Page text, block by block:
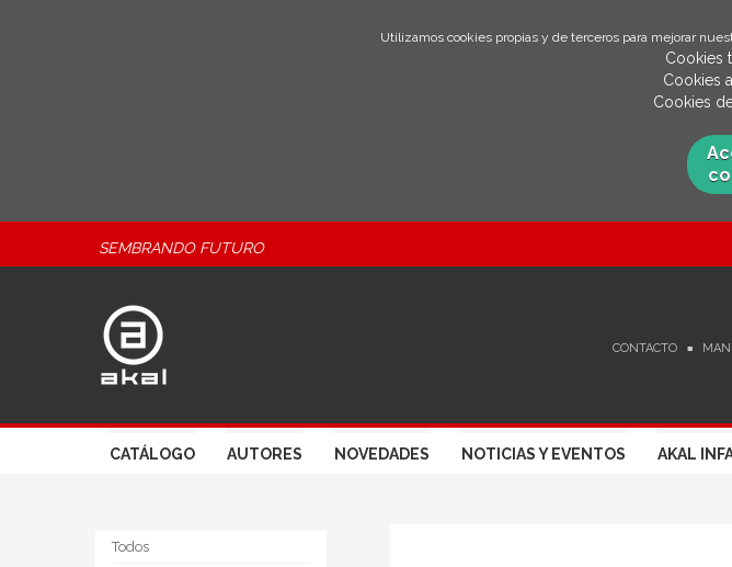
Utilizamos cookies propias y de terceros para mejorar
Cookies
Cookies
Cookies
SEMBRANDO FUTURO
CONTACTO
CATÁLOGO AUTORES NOVEDADES NOTICIAS Y EVENTOS AKAL
Todos